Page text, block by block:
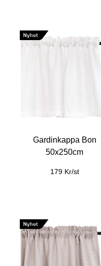
Gardinkappa Bon
50x250cm
179 Kr/st